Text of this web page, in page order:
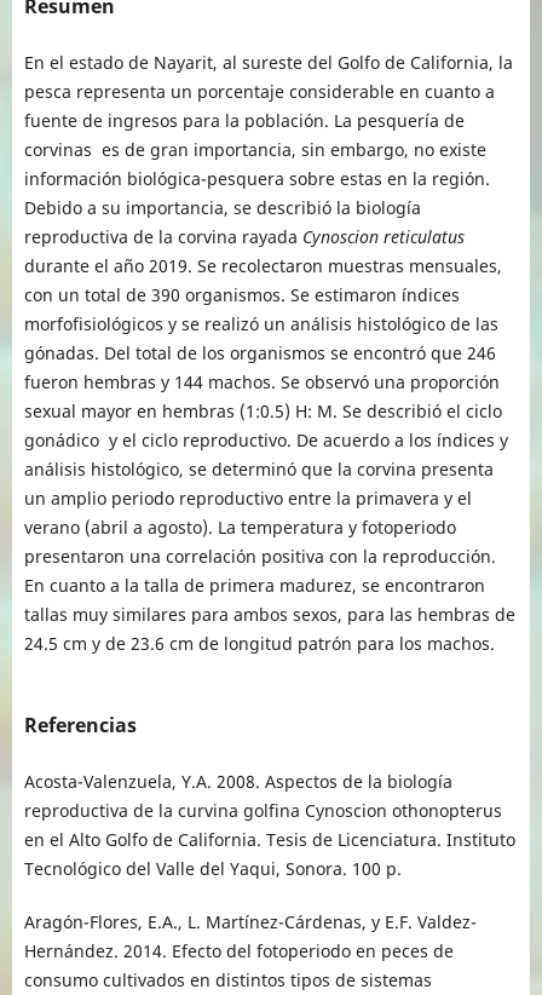
Resumen
En el estado de Nayarit, al sureste del Golfo de California, la
pesca representa un porcentaje considerable en cuanto a
fuente de ingresos para la población. La pesquería de
corvinas es de gran importancia, sin embargo, no existe
información biológica-pesquera sobre estas en la región.
Debido a su importancia, se describió la biología
reproductiva de la corvina rayada Cynoscion reticulatus
durante el año 2019. Se recolectaron muestras mensuales,
con un total de 390 organismos. Se estimaron índices
morfofisiológicos y se realizó un análisis histológico de las
gónadas. Del total de los organismos se encontró que 246
fueron hembras y 144 machos. Se observó una proporción
sexual mayor en hembras (1:0.5) H: M. Se describió el ciclo
gonádico y el ciclo reproductivo. De acuerdo a los índices y
análisis histológico, se determinó que la corvina presenta
un amplio periodo reproductivo entre la primavera y el
verano (abril a agosto). La temperatura y fotoperiodo
presentaron una correlación positiva con la reproducción.
En cuanto a la talla de primera madurez, se encontraron
tallas muy similares para ambos sexos, para las hembras de
24.5 cm y de 23.6 cm de longitud patrón para los machos.
Referencias
Acosta-Valenzuela, Y.A. 2008. Aspectos de la biología
reproductiva de la curvina golfina Cynoscion othonopterus
en el Alto Golfo de California. Tesis de Licenciatura. Instituto
Tecnológico del Valle del Yaqui, Sonora. 100 p.
Aragón-Flores, E.A., L. Martínez-Cárdenas, y E.F. Valdez-
Hernández. 2014. Efecto del fotoperiodo en peces de
consumo cultivados en distintos tipos de sistemas